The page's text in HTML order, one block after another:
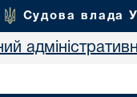
Судова влада